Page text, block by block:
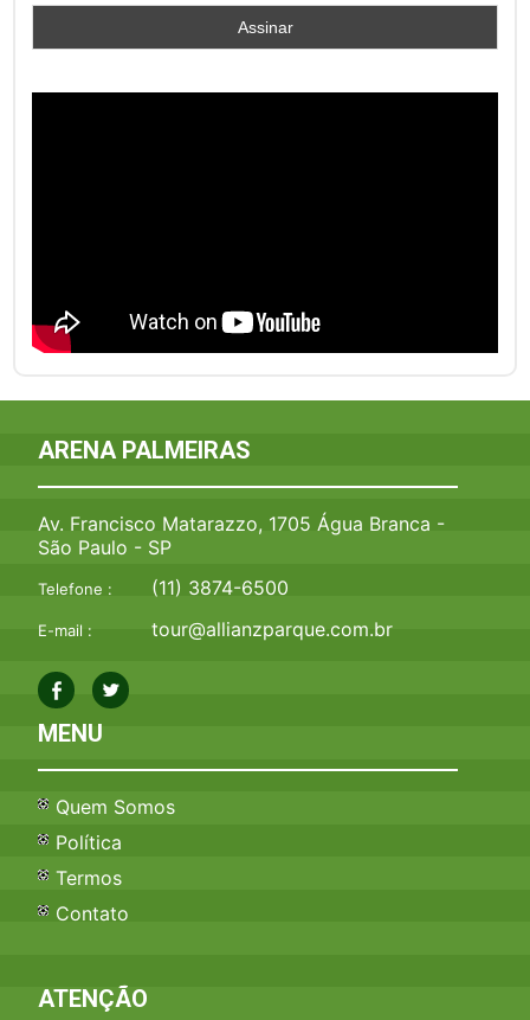
ARENA PALMEIRAS
Av. Francisco Matarazzo, 1705 Água Branca -
São Paulo - SP
Telefone : (11) 3874-6500
E-mail : tour@allianzparque.com.br
MENU
Quem Somos
Política
Termos
Contato
ATENÇÃO